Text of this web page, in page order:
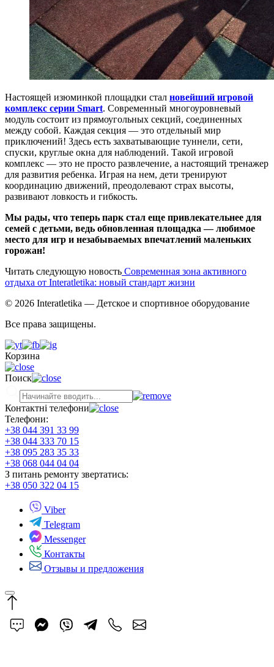
Настоящей изюминкой площадки стал новейший игровой
комплекс серии Smart. Современный многоуровневый
модуль состоит из прямоугольных секций, соединенных
между собой. Каждая секция — это отдельный мир
приключений! Здесь есть захватывающие туннели, сети,
спуски, круглые окна для наблюдений. Такой игровой
комплекс — это не просто развлечение, а настоящий тренажер
для развития ребенка. Играя на нем, дети тренируют
координацию движений, преодолевают страх высоты,
развивают ловкость и гибкость.
Мы рады, что теперь парк стал еще привлекательнее для
семей с детьми, ведь обновленная площадка — любимое
место для игр и незабываемых впечатлений маленьких
горожан!
Читать следующую новость Современная зона активного
отдыха от Interatletika: новый стандарт жизни
© 2026 Interatletika — Детское и спортивное оборудование
Все права защищены.
Корзина
Поиск
Контактні телефони
Телефони:
+38 044 391 33 99
+38 044 333 70 15
+38 095 283 35 33
+38 068 044 04 04
З питань ремонту звертатись:
+38 050 322 04 15
Viber
Telegram
Messenger
Контакты
Отзывы и предложения